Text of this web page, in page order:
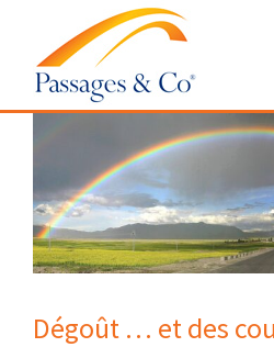
content
agrandie
Dégoût … et des